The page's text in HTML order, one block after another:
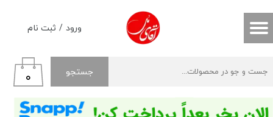
ورود / ثبت نام
حساب کاربری من
خروج از حساب کاربری
جستجو ۰